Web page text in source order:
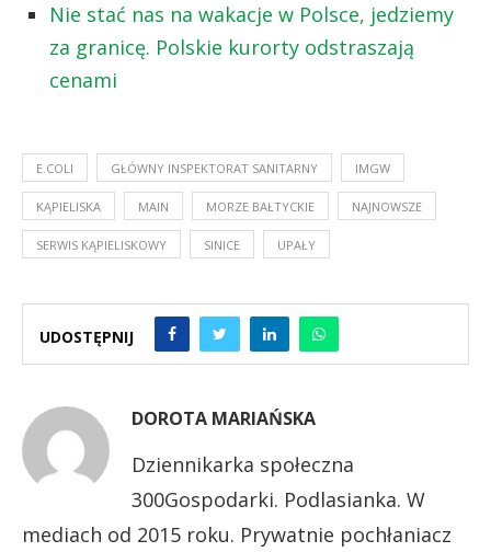
Nie stać nas na wakacje w Polsce, jedziemy
za granicę. Polskie kurorty odstraszają
cenami
E.COLI GŁÓWNY INSPEKTORAT SANITARNY IMGW
KĄPIELISKA MAIN MORZE BAŁTYCKIE NAJNOWSZE
SERWIS KĄPIELISKOWY SINICE UPAŁY
UDOSTĘPNIJ
DOROTA MARIAŃSKA
Dziennikarka społeczna
300Gospodarki. Podlasianka. W
mediach od 2015 roku. Prywatnie pochłaniacz